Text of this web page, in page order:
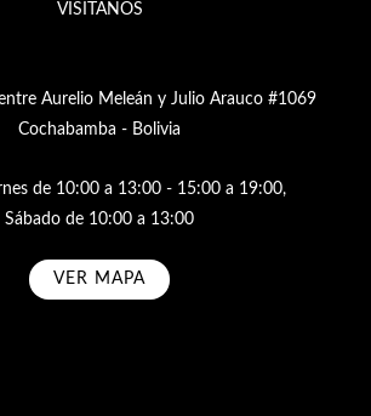
VISÍTANOS
Aurelio Meleán y Julio Arauco #1069
Cochabamba - Bolivia
de 10:00 a 13:00 - 15:00 a 19:00,
Sábado de 10:00 a 13:00
VER MAPA